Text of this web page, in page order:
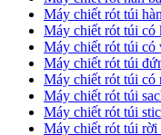
Máy chiết rót túi
Máy chiết rót túi có
Máy chiết rót túi có
Máy chiết rót túi
Máy chiết rót túi có
Máy chiết rót túi
Máy chiết rót túi
Máy chiết rót túi rời